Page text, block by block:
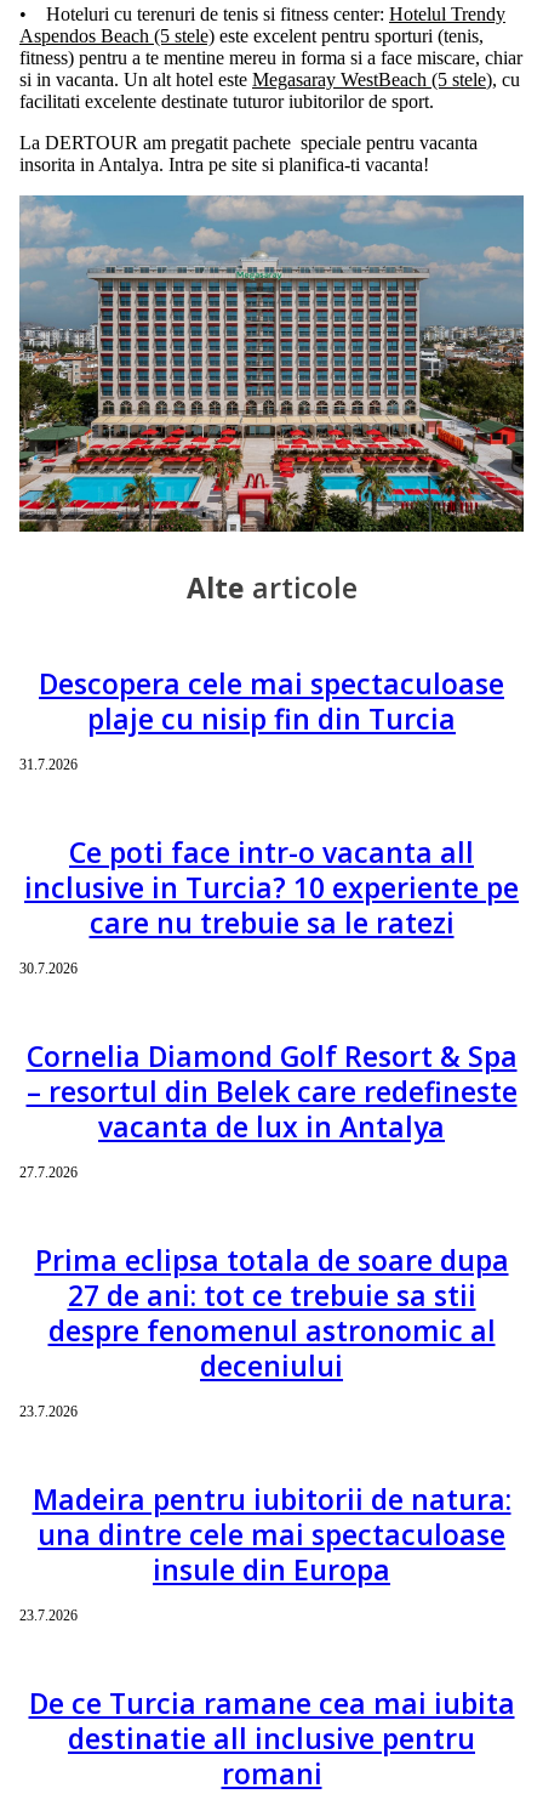
• Hoteluri cu terenuri de tenis si fitness center: Hotelul Trendy
Aspendos Beach (5 stele) este excelent pentru sporturi (tenis,
fitness) pentru a te mentine mereu in forma si a face miscare, chiar
si in vacanta. Un alt hotel este Megasaray WestBeach (5 stele), cu
facilitati excelente destinate tuturor iubitorilor de sport.
La DERTOUR am pregatit pachete speciale pentru vacanta
insorita in Antalya. Intra pe site si planifica-ti vacanta!
Alte articole
Descopera cele mai spectaculoase
plaje cu nisip fin din Turcia
31.7.2026
Ce poti face intr-o vacanta all
inclusive in Turcia? 10 experiente pe
care nu trebuie sa le ratezi
30.7.2026
Cornelia Diamond Golf Resort & Spa
– resortul din Belek care redefineste
vacanta de lux in Antalya
27.7.2026
Prima eclipsa totala de soare dupa
27 de ani: tot ce trebuie sa stii
despre fenomenul astronomic al
deceniului
23.7.2026
Madeira pentru iubitorii de natura:
una dintre cele mai spectaculoase
insule din Europa
23.7.2026
De ce Turcia ramane cea mai iubita
destinatie all inclusive pentru
romani